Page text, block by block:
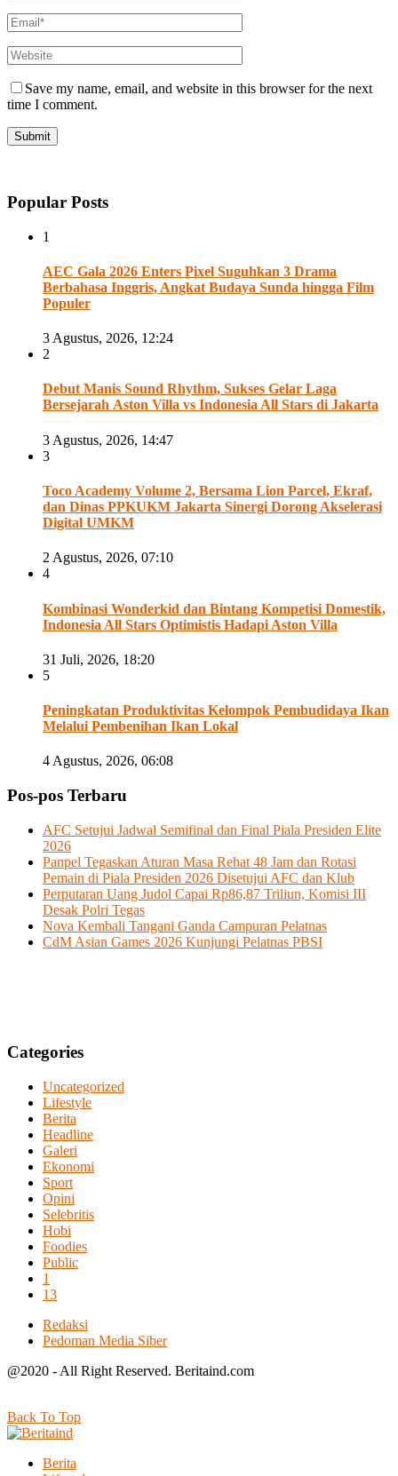
Save my name, email, and website in this browser for the next
time I comment.
Popular Posts
1
AEC Gala 2026 Enters Pixel Suguhkan 3 Drama
Berbahasa Inggris, Angkat Budaya Sunda hingga Film
Populer
3 Agustus, 2026, 12:24
2
Debut Manis Sound Rhythm, Sukses Gelar Laga
Bersejarah Aston Villa vs Indonesia All Stars di Jakarta
3 Agustus, 2026, 14:47
3
Toco Academy Volume 2, Bersama Lion Parcel, Ekraf,
dan Dinas PPKUKM Jakarta Sinergi Dorong Akselerasi
Digital UMKM
2 Agustus, 2026, 07:10
4
Kombinasi Wonderkid dan Bintang Kompetisi Domestik,
Indonesia All Stars Optimistis Hadapi Aston Villa
31 Juli, 2026, 18:20
5
Peningkatan Produktivitas Kelompok Pembudidaya Ikan
Melalui Pembenihan Ikan Lokal
4 Agustus, 2026, 06:08
Pos-pos Terbaru
AFC Setujui Jadwal Semifinal dan Final Piala Presiden Elite
2026
Panpel Tegaskan Aturan Masa Rehat 48 Jam dan Rotasi
Pemain di Piala Presiden 2026 Disetujui AFC dan Klub
Perputaran Uang Judol Capai Rp86,87 Triliun, Komisi III
Desak Polri Tegas
Nova Kembali Tangani Ganda Campuran Pelatnas
CdM Asian Games 2026 Kunjungi Pelatnas PBSI
Categories
Uncategorized
Lifestyle
Berita
Headline
Galeri
Ekonomi
Sport
Opini
Selebritis
Hobi
Foodies
Public
1
13
Redaksi
Pedoman Media Siber
@2020 - All Right Reserved. Beritaind.com
Back To Top
Berita